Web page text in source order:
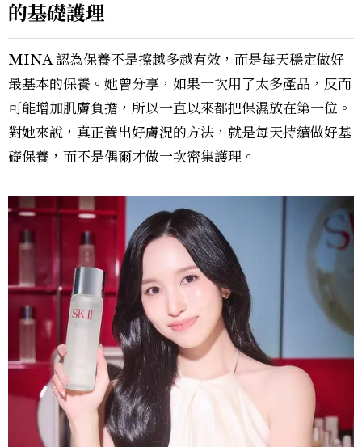
的基礎護理
MINA 認為保養不是擦越多越有效，而是每天穩定做好
最基本的保養。她曾分享，如果一次用了太多產品，反而
可能增加肌膚負擔，所以一直以來都把保濕放在第一位。
對她來說，真正養出好膚況的方法，就是每天持續做好基
礎保養，而不是偶爾才做一次密集護理。